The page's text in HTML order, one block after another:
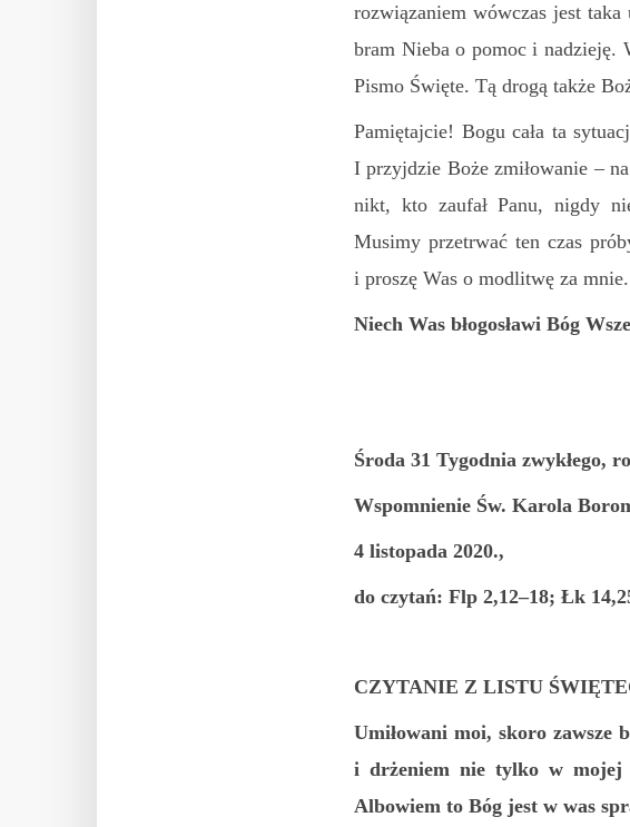
rozwiązaniem wówczas jest
bram Nieba o pomoc i nadzieję.
Pismo Święte. Tą drogą także
Pamiętajcie! Bogu cała ta
I przyjdzie Boże zmiłowanie –
nikt, kto zaufał Panu, nigdy
Musimy przetrwać ten czas
i proszę Was o modlitwę za
Niech Was błogosławi Bóg
Środa 31 Tygodnia zwykłego,
Wspomnienie Św. Karola
4 listopada 2020.,
do czytań: Flp 2,12–18; Łk
CZYTANIE Z LISTU
Umiłowani moi, skoro zawsze
i drżeniem nie tylko w mojej
Albowiem to Bóg jest w was